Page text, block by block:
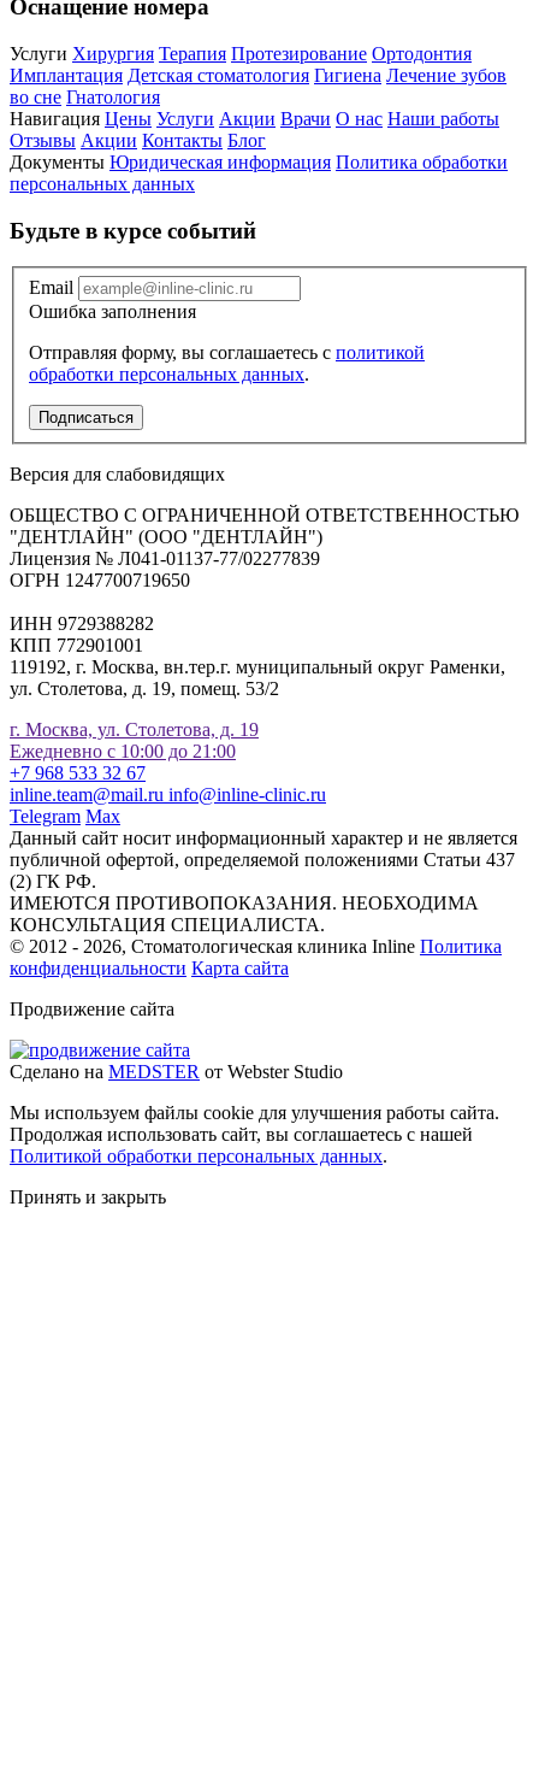
Оснащение номера
Услуги Хирургия Терапия Протезирование Ортодонтия
Имплантация Детская стоматология Гигиена Лечение зубов
во сне Гнатология
Навигация Цены Услуги Акции Врачи О нас Наши работы
Отзывы Акции Контакты Блог
Документы Юридическая информация Политика обработки
персональных данных
Будьте в курсе событий
Email
Ошибка заполнения
Отправляя форму, вы соглашаетесь с политикой
обработки персональных данных.
Подписаться
Версия для слабовидящих
ОБЩЕСТВО С ОГРАНИЧЕННОЙ ОТВЕТСТВЕННОСТЬЮ
"ДЕНТЛАЙН" (ООО "ДЕНТЛАЙН")
Лицензия № Л041-01137-77/02277839
ОГРН 1247700719650
ИНН 9729388282
КПП 772901001
119192, г. Москва, вн.тер.г. муниципальный округ Раменки,
ул. Столетова, д. 19, помещ. 53/2
г. Москва, ул. Столетова, д. 19
Ежедневно с 10:00 до 21:00
+7 968 533 32 67
inline.team@mail.ru info@inline-clinic.ru
Telegram Max
Данный сайт носит информационный характер и не является
публичной офертой, определяемой положениями Статьи 437
(2) ГК РФ.
ИМЕЮТСЯ ПРОТИВОПОКАЗАНИЯ. НЕОБХОДИМА
КОНСУЛЬТАЦИЯ СПЕЦИАЛИСТА.
© 2012 - 2026, Стоматологическая клиника Inline Политика
конфиденциальности Карта сайта
Продвижение сайта
Сделано на MEDSTER от Webster Studio
Мы используем файлы cookie для улучшения работы сайта.
Продолжая использовать сайт, вы соглашаетесь с нашей
Политикой обработки персональных данных.
Принять и закрыть